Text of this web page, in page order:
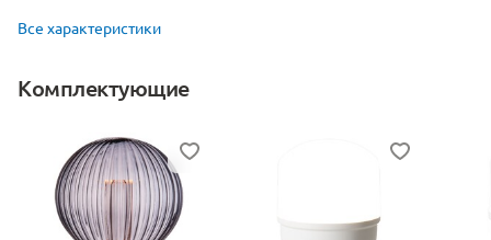
Все характеристики
Комплектующие